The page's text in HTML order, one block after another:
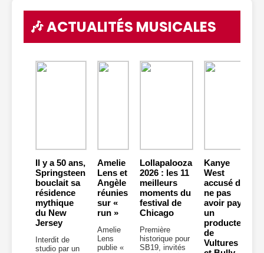
🎶 ACTUALITÉS MUSICALES
Il y a 50 ans,
Springsteen
bouclait sa
résidence
mythique
du New
Jersey
Interdit de
studio par un
Amelie
Lens et
Angèle
réunies
sur «
run »
Amelie
Lens
publie «
Lollapalooza
2026 : les 11
meilleurs
moments du
festival de
Chicago
Première
historique pour
SB19, invités
Kanye
West
accusé de
ne pas
avoir payé
un
producteur
de
Vultures 2